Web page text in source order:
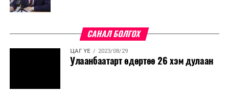
САНАЛ БОЛГОХ
ЦАГ ҮЕ 2023/08/29
Улаанбаатарт өдөртөө 26 хэм дулаан